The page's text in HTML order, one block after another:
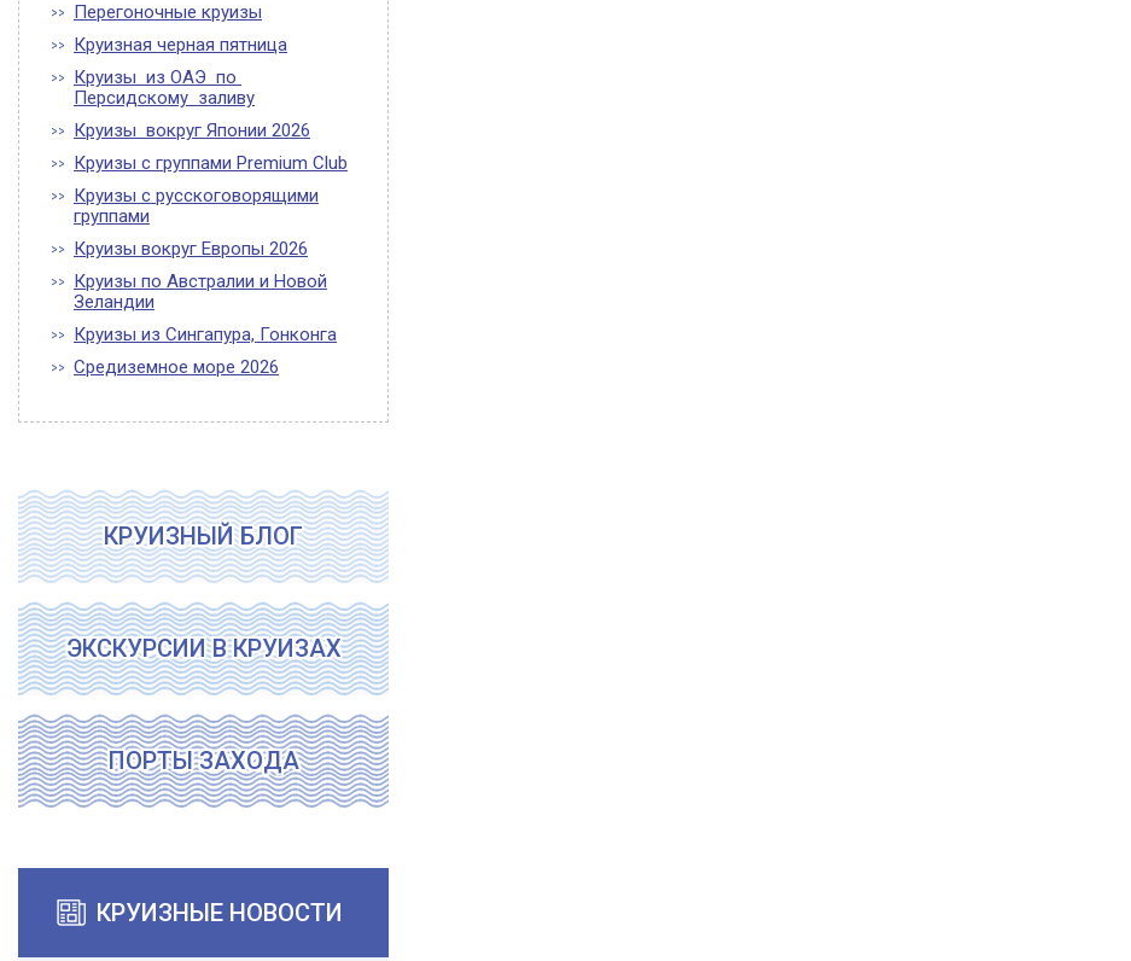
Перегоночные круизы
Круизная черная пятница
Круизы из ОАЭ по
Персидскому заливу
Круизы вокруг Японии 2026
Круизы с группами Premium Club
Круизы с русскоговорящими
группами
Круизы вокруг Европы 2026
Круизы по Австралии и Новой
Зеландии
Круизы из Сингапура, Гонконга
Средиземное море 2026
КРУИЗНЫЙ БЛОГ
ЭКСКУРСИИ В КРУИЗАХ
ПОРТЫ ЗАХОДА
КРУИЗНЫЕ НОВОСТИ